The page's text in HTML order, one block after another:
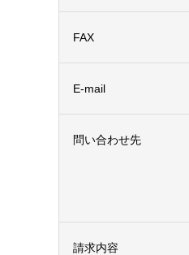
FAX
E-mail
問い合わせ先
請求内容